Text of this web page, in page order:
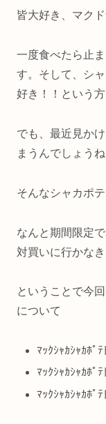
皆大好き、マク
一度食べたら止
す。そして、シ
好き！！という
でも、最近見か
まうんでしょうね
そんなシャカポ
なんと期間限定
対買いに行かなき
ということで今
について
ﾏｯｸｼｬｶｼｬｶﾎﾟ
ﾏｯｸｼｬｶｼｬｶﾎﾟ
ﾏｯｸｼｬｶｼｬｶﾎﾟ